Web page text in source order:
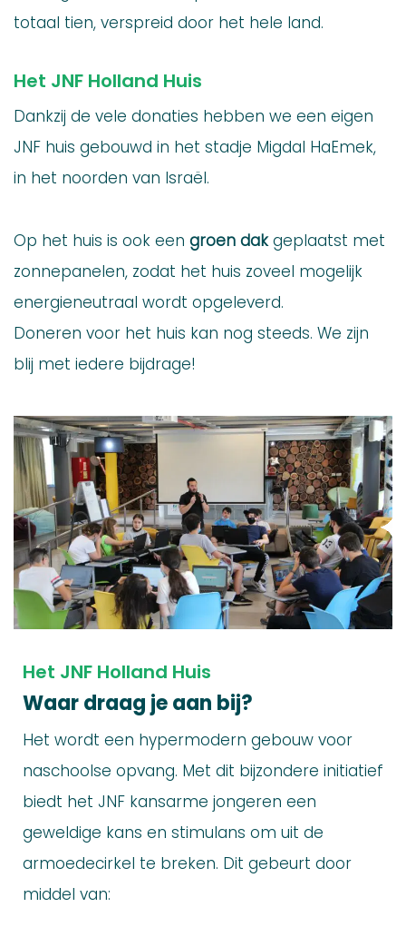
totaal tien, verspreid door het hele land.
Het JNF Holland Huis
Dankzij de vele donaties hebben we een eigen
JNF huis gebouwd in het stadje Migdal HaEmek,
in het noorden van Israël.
Op het huis is ook een groen dakgeplaatst met
zonnepanelen, zodat het huis zoveel mogelijk
energieneutraal wordt opgeleverd.
Doneren voor het huis kan nog steeds. We zijn
blij met iedere bijdrage!
Het JNF Holland Huis
Waar draag je aan bij?
Het wordt een hypermodern gebouw voor
naschoolse opvang. Met dit bijzondere initiatief
biedt het JNF kansarme jongeren een
geweldige kans en stimulans om uit de
armoedecirkel te breken. Dit gebeurt door
middel van: